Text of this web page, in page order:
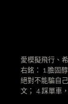
愛模擬飛行、
右銘： 1.膽固
絕對不能騙自
文； 4.踩單車